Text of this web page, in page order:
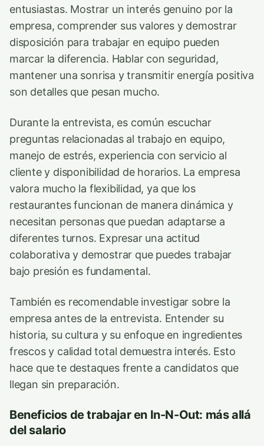
entusiastas. Mostrar un interés genuino por la
empresa, comprender sus valores y demostrar
disposición para trabajar en equipo pueden
marcar la diferencia. Hablar con seguridad,
mantener una sonrisa y transmitir energía positiva
son detalles que pesan mucho.
Durante la entrevista, es común escuchar
preguntas relacionadas al trabajo en equipo,
manejo de estrés, experiencia con servicio al
cliente y disponibilidad de horarios. La empresa
valora mucho la flexibilidad, ya que los
restaurantes funcionan de manera dinámica y
necesitan personas que puedan adaptarse a
diferentes turnos. Expresar una actitud
colaborativa y demostrar que puedes trabajar
bajo presión es fundamental.
También es recomendable investigar sobre la
empresa antes de la entrevista. Entender su
historia, su cultura y su enfoque en ingredientes
frescos y calidad total demuestra interés. Esto
hace que te destaques frente a candidatos que
llegan sin preparación.
Beneficios de trabajar en In-N-Out: más allá
del salario